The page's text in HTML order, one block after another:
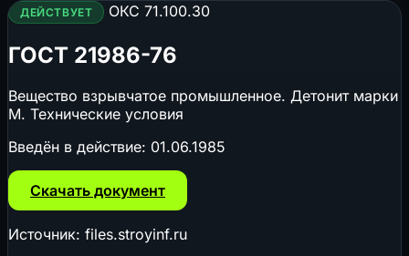
ДЕЙСТВУЕТ ОКС 71.100.30
ГОСТ 21986-76
Вещество взрывчатое промышленное. Детонит марки
М. Технические условия
Введён в действие: 01.06.1985
Скачать документ
Источник: files.stroyinf.ru